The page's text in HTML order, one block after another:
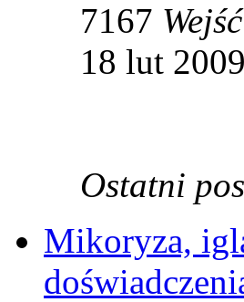
7167 Wejść
18 lut
Ostatni
Mikoryza,